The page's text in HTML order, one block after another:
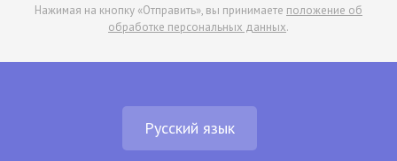
Нажимая на кнопку «Отправить», вы принимаете положение об
обработке персональных данных.
Русский язык